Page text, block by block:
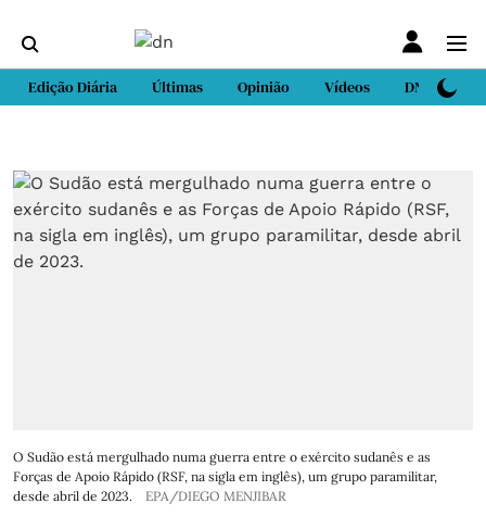
Edição Diária Últimas Opinião Vídeos DN Sport
O Sudão está mergulhado numa guerra entre o exército sudanês e as
Forças de Apoio Rápido (RSF, na sigla em inglês), um grupo paramilitar,
desde abril de 2023.
EPA/DIEGO MENJIBAR